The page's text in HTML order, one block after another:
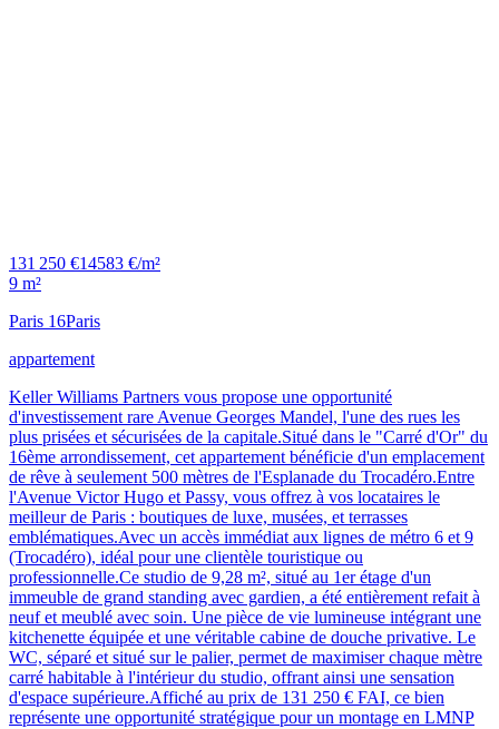
131 250 €14583 €/m²
9 m²
Paris 16Paris
appartement
Keller Williams Partners vous propose une opportunité
d'investissement rare Avenue Georges Mandel, l'une des rues les
plus prisées et sécurisées de la capitale.Situé dans le "Carré d'Or" du
16ème arrondissement, cet appartement bénéficie d'un emplacement
de rêve à seulement 500 mètres de l'Esplanade du Trocadéro.Entre
l'Avenue Victor Hugo et Passy, vous offrez à vos locataires le
meilleur de Paris : boutiques de luxe, musées, et terrasses
emblématiques.Avec un accès immédiat aux lignes de métro 6 et 9
(Trocadéro), idéal pour une clientèle touristique ou
professionnelle.Ce studio de 9,28 m², situé au 1er étage d'un
immeuble de grand standing avec gardien, a été entièrement refait à
neuf et meublé avec soin. Une pièce de vie lumineuse intégrant une
kitchenette équipée et une véritable cabine de douche privative. Le
WC, séparé et situé sur le palier, permet de maximiser chaque mètre
carré habitable à l'intérieur du studio, offrant ainsi une sensation
d'espace supérieure.Affiché au prix de 131 250 € FAI, ce bien
représente une opportunité stratégique pour un montage en LMNP